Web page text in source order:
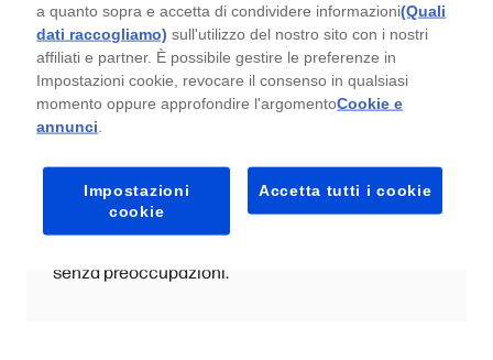
Risparmia tempo e denaro²
Abbiamo un piano adatto ad ogni budget ed
esigenza di stampa. Grazie ai nostri piani
flessibili puoi risparmiare fino al 70%²
sull'inchiostro. Ad alcuni piani puoi anche
aggiungere la consegna della carta. È un servizio
senza preoccupazioni.
a quanto sopra e accetta di condividere informazioni(Quali
dati raccogliamo) sull'utilizzo del nostro sito con i nostri
affiliati e partner. È possibile gestire le preferenze in
Impostazioni cookie, revocare il consenso in qualsiasi
momento oppure approfondire l'argomentoCookie e
annunci
Impostazioni
cookie
Accetta tutti i cookie